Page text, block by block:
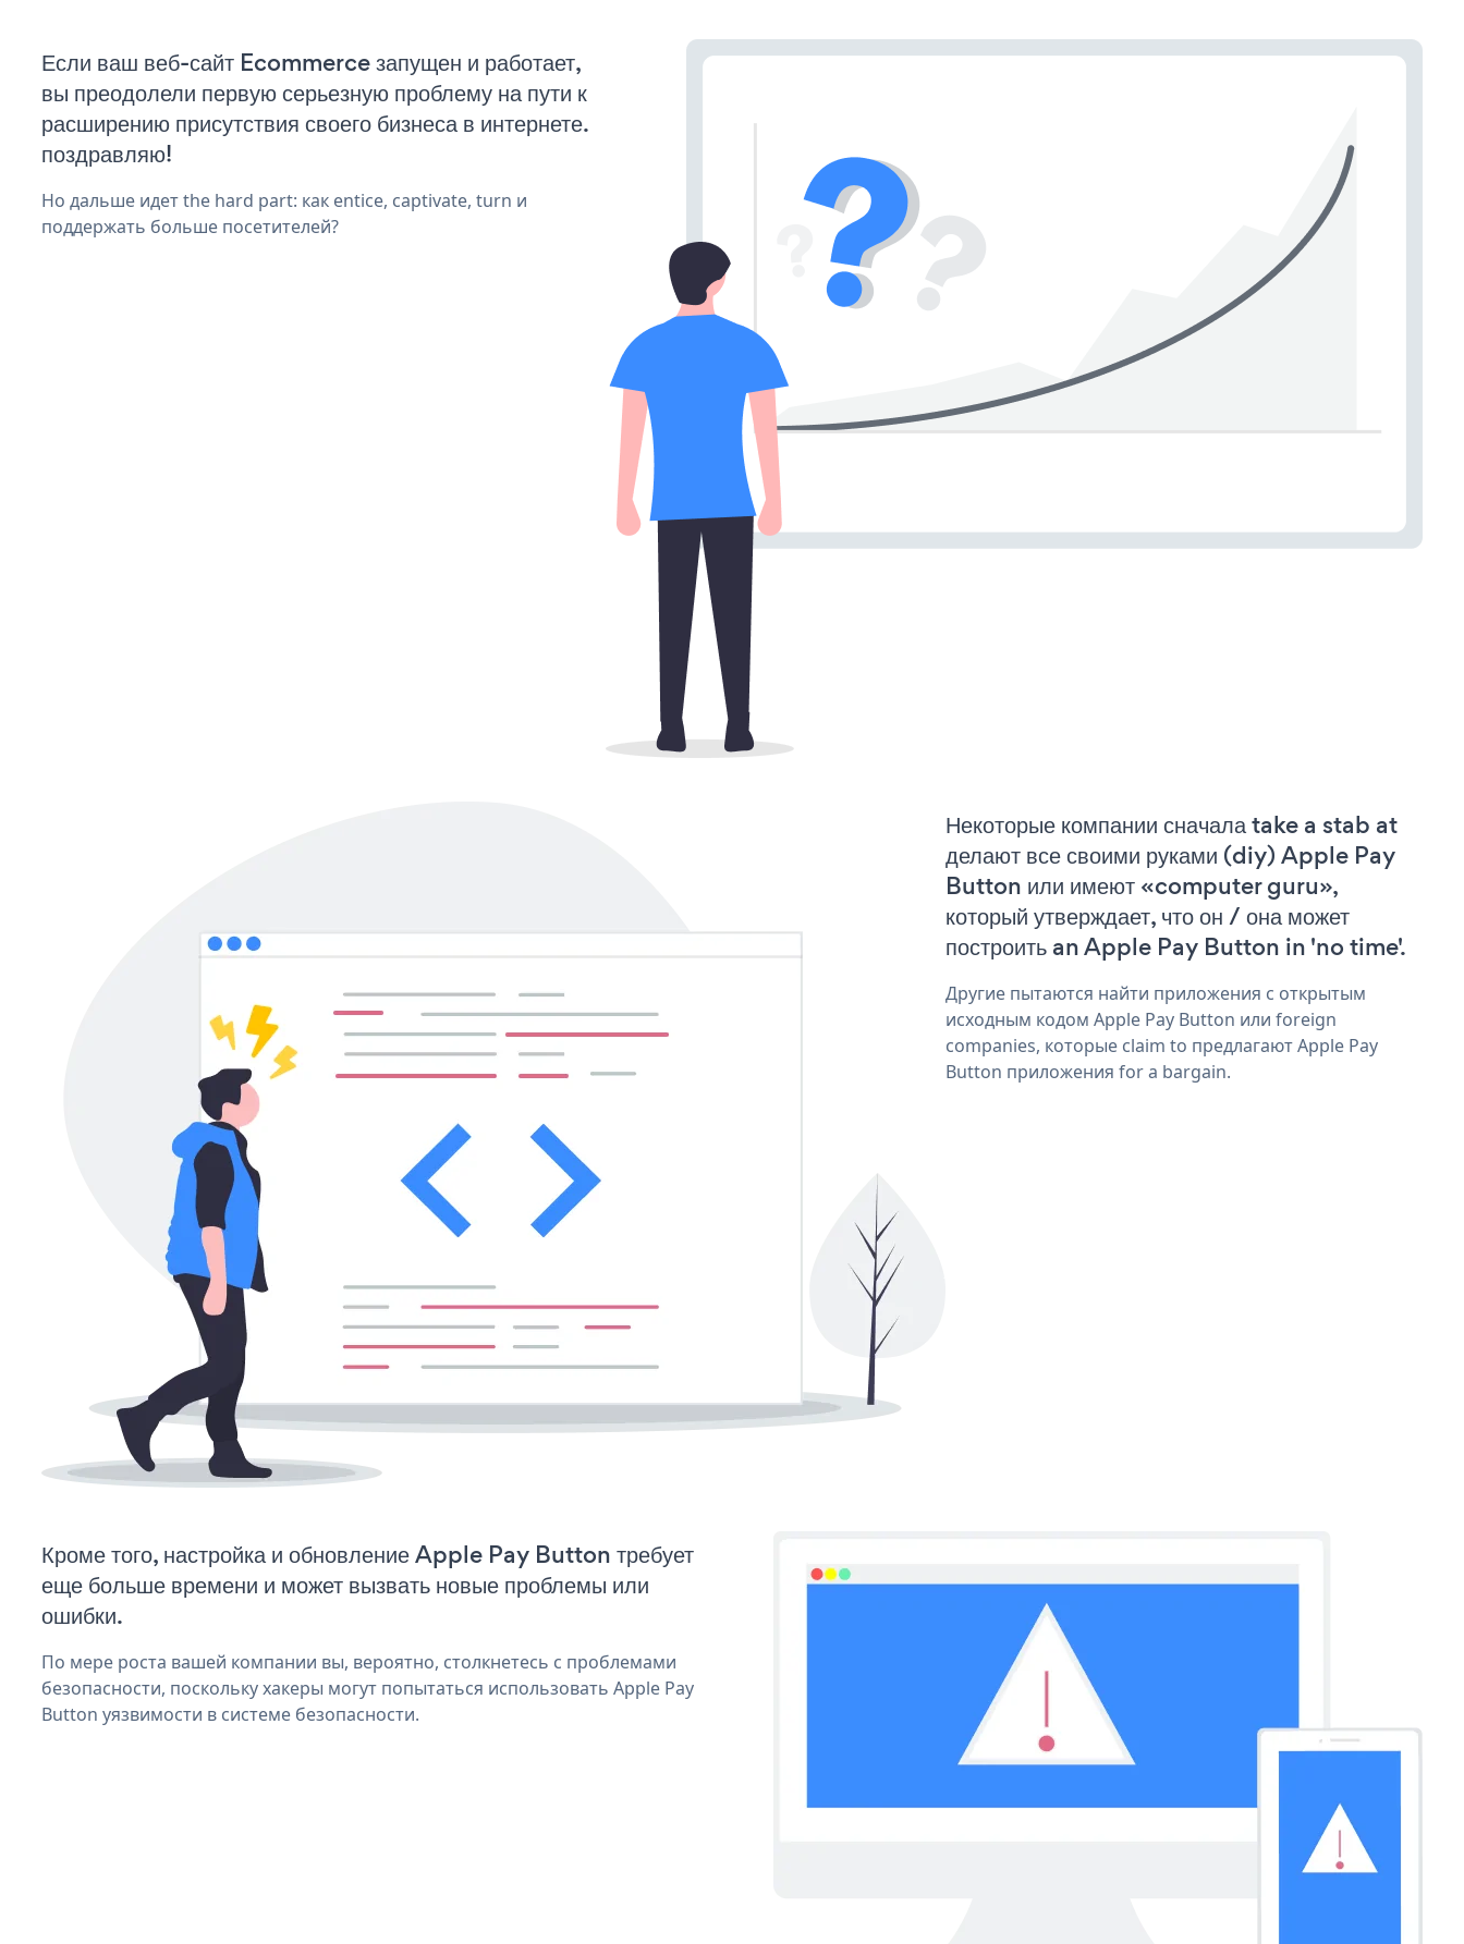
Если ваш веб-сайт Ecommerce запущен и работает,
вы преодолели первую серьезную проблему на пути к
расширению присутствия своего бизнеса в интернете.
поздравляю!
Но дальше идет the hard part: как entice, captivate, turn и
поддержать больше посетителей?
Некоторые компании сначала take a stab at
делают все своими руками (diy) Apple Pay
Button или имеют «computer guru»,
который утверждает, что он / она может
построить an Apple Pay Button in 'no time'.
Другие пытаются найти приложения с открытым
исходным кодом Apple Pay Button или foreign
companies, которые claim to предлагают Apple Pay
Button приложения for a bargain.
Кроме того, настройка и обновление Apple Pay Button требует
еще больше времени и может вызвать новые проблемы или
ошибки.
По мере роста вашей компании вы, вероятно, столкнетесь с проблемами
безопасности, поскольку хакеры могут попытаться использовать Apple Pay
Button уязвимости в системе безопасности.